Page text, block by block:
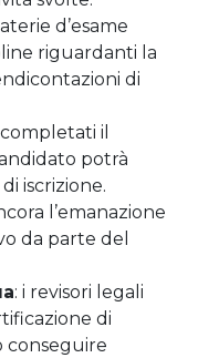
d’esame
riguardanti la
di
il
potrà
iscrizione.
l’emanazione
da parte del
: i revisori legali
di
conseguire